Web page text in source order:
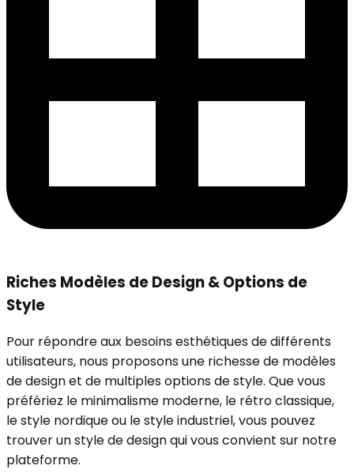
Riches Modèles de Design & Options de
Style
Pour répondre aux besoins esthétiques de différents
utilisateurs, nous proposons une richesse de modèles
de design et de multiples options de style. Que vous
préfériez le minimalisme moderne, le rétro classique,
le style nordique ou le style industriel, vous pouvez
trouver un style de design qui vous convient sur notre
plateforme.